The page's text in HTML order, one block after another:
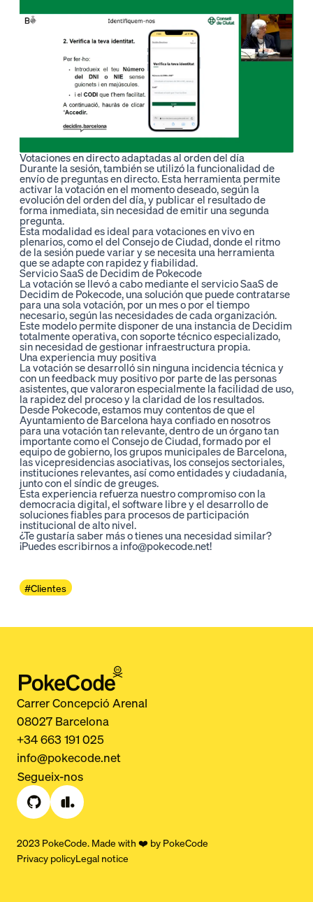
Votaciones en directo adaptadas al orden del día
Durante la sesión, también se utilizó la funcionalidad de
envío de preguntas en directo. Esta herramienta permite
activar la votación en el momento deseado, según la
evolución del orden del día, y publicar el resultado de
forma inmediata, sin necesidad de emitir una segunda
pregunta.
Esta modalidad es ideal para votaciones en vivo en
plenarios, como el del Consejo de Ciudad, donde el ritmo
de la sesión puede variar y se necesita una herramienta
que se adapte con rapidez y fiabilidad.
Servicio SaaS de Decidim de Pokecode
La votación se llevó a cabo mediante el servicio SaaS de
Decidim de Pokecode, una solución que puede contratarse
para una sola votación, por un mes o por el tiempo
necesario, según las necesidades de cada organización.
Este modelo permite disponer de una instancia de Decidim
totalmente operativa, con soporte técnico especializado,
sin necesidad de gestionar infraestructura propia.
Una experiencia muy positiva
La votación se desarrolló sin ninguna incidencia técnica y
con un feedback muy positivo por parte de las personas
asistentes, que valoraron especialmente la facilidad de uso,
la rapidez del proceso y la claridad de los resultados.
Desde Pokecode, estamos muy contentos de que el
Ayuntamiento de Barcelona haya confiado en nosotros
para una votación tan relevante, dentro de un órgano tan
importante como el Consejo de Ciudad, formado por el
equipo de gobierno, los grupos municipales de Barcelona,
las vicepresidencias asociativas, los consejos sectoriales,
instituciones relevantes, así como entidades y ciudadanía,
junto con el síndic de greuges.
Esta experiencia refuerza nuestro compromiso con la
democracia digital, el software libre y el desarrollo de
soluciones fiables para procesos de participación
institucional de alto nivel.
¿Te gustaría saber más o tienes una necesidad similar?
¡Puedes escribirnos a info@pokecode.net!
#Clientes
Carrer Concepció Arenal
08027 Barcelona
+34 663 191 025
info@pokecode.net
Segueix-nos
2023 PokeCode. Made with ❤️ by PokeCode
Privacy policyLegal notice